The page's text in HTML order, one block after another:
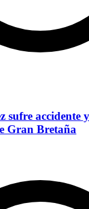
sufre accidente
Gran Bretaña